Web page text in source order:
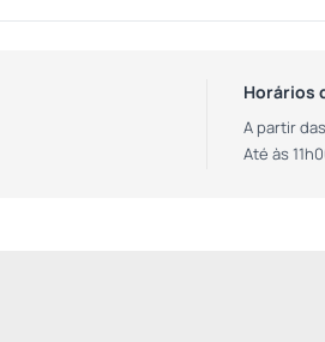
Horários
A partir
Até às